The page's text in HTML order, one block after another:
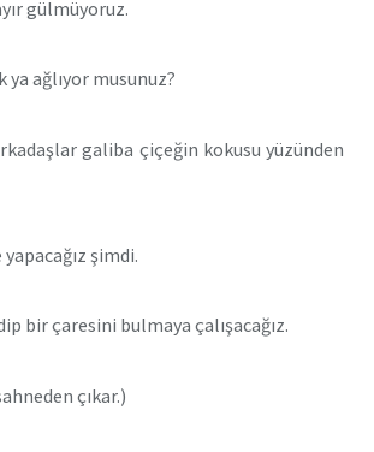
gülmüyoruz.
ağlıyor musunuz?
galiba çiçeğin kokusu yüzünden
şimdi.
bir çaresini bulmaya çalışacağız.
çıkar.)